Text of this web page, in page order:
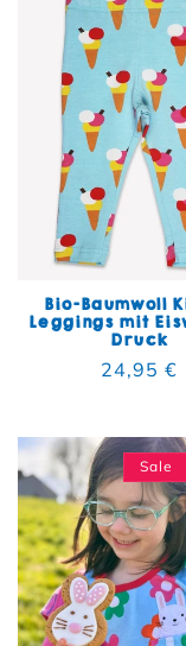
Bio-Baumwoll
Leggings mit
Druck
24,95 €
Sale